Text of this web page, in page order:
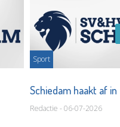
Sport
Schiedam haakt af
Redactie - 06-07-2026